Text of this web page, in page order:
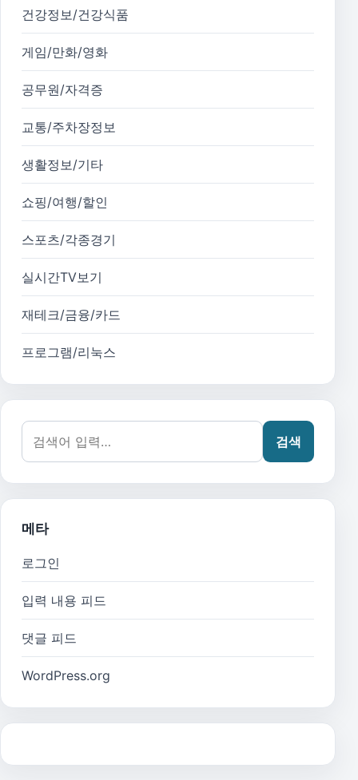
건강정보/건강식품
게임/만화/영화
공무원/자격증
교통/주차장정보
생활정보/기타
쇼핑/여행/할인
스포츠/각종경기
실시간TV보기
재테크/금융/카드
프로그램/리눅스
검색어:
검색
메타
로그인
입력 내용 피드
댓글 피드
WordPress.org